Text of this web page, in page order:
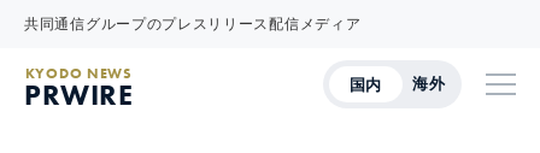
共同通信グループのプレスリリース配信メディア
国内 海外
KYODO NEWS
PRWIRE